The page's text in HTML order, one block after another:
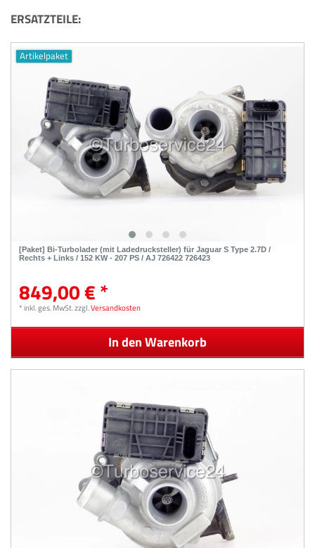
ERSATZTEILE:
Artikelpaket
[Paket] Bi-Turbolader (mit Ladedrucksteller) für Jaguar S Type 2.7D /
Rechts + Links / 152 KW - 207 PS / AJ 726422 726423
849,00 € *
*inkl. ges. MwSt.zzgl.Versandkosten
In den Warenkorb